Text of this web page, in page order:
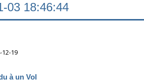
03 18:46:44
12-19
à un Vol